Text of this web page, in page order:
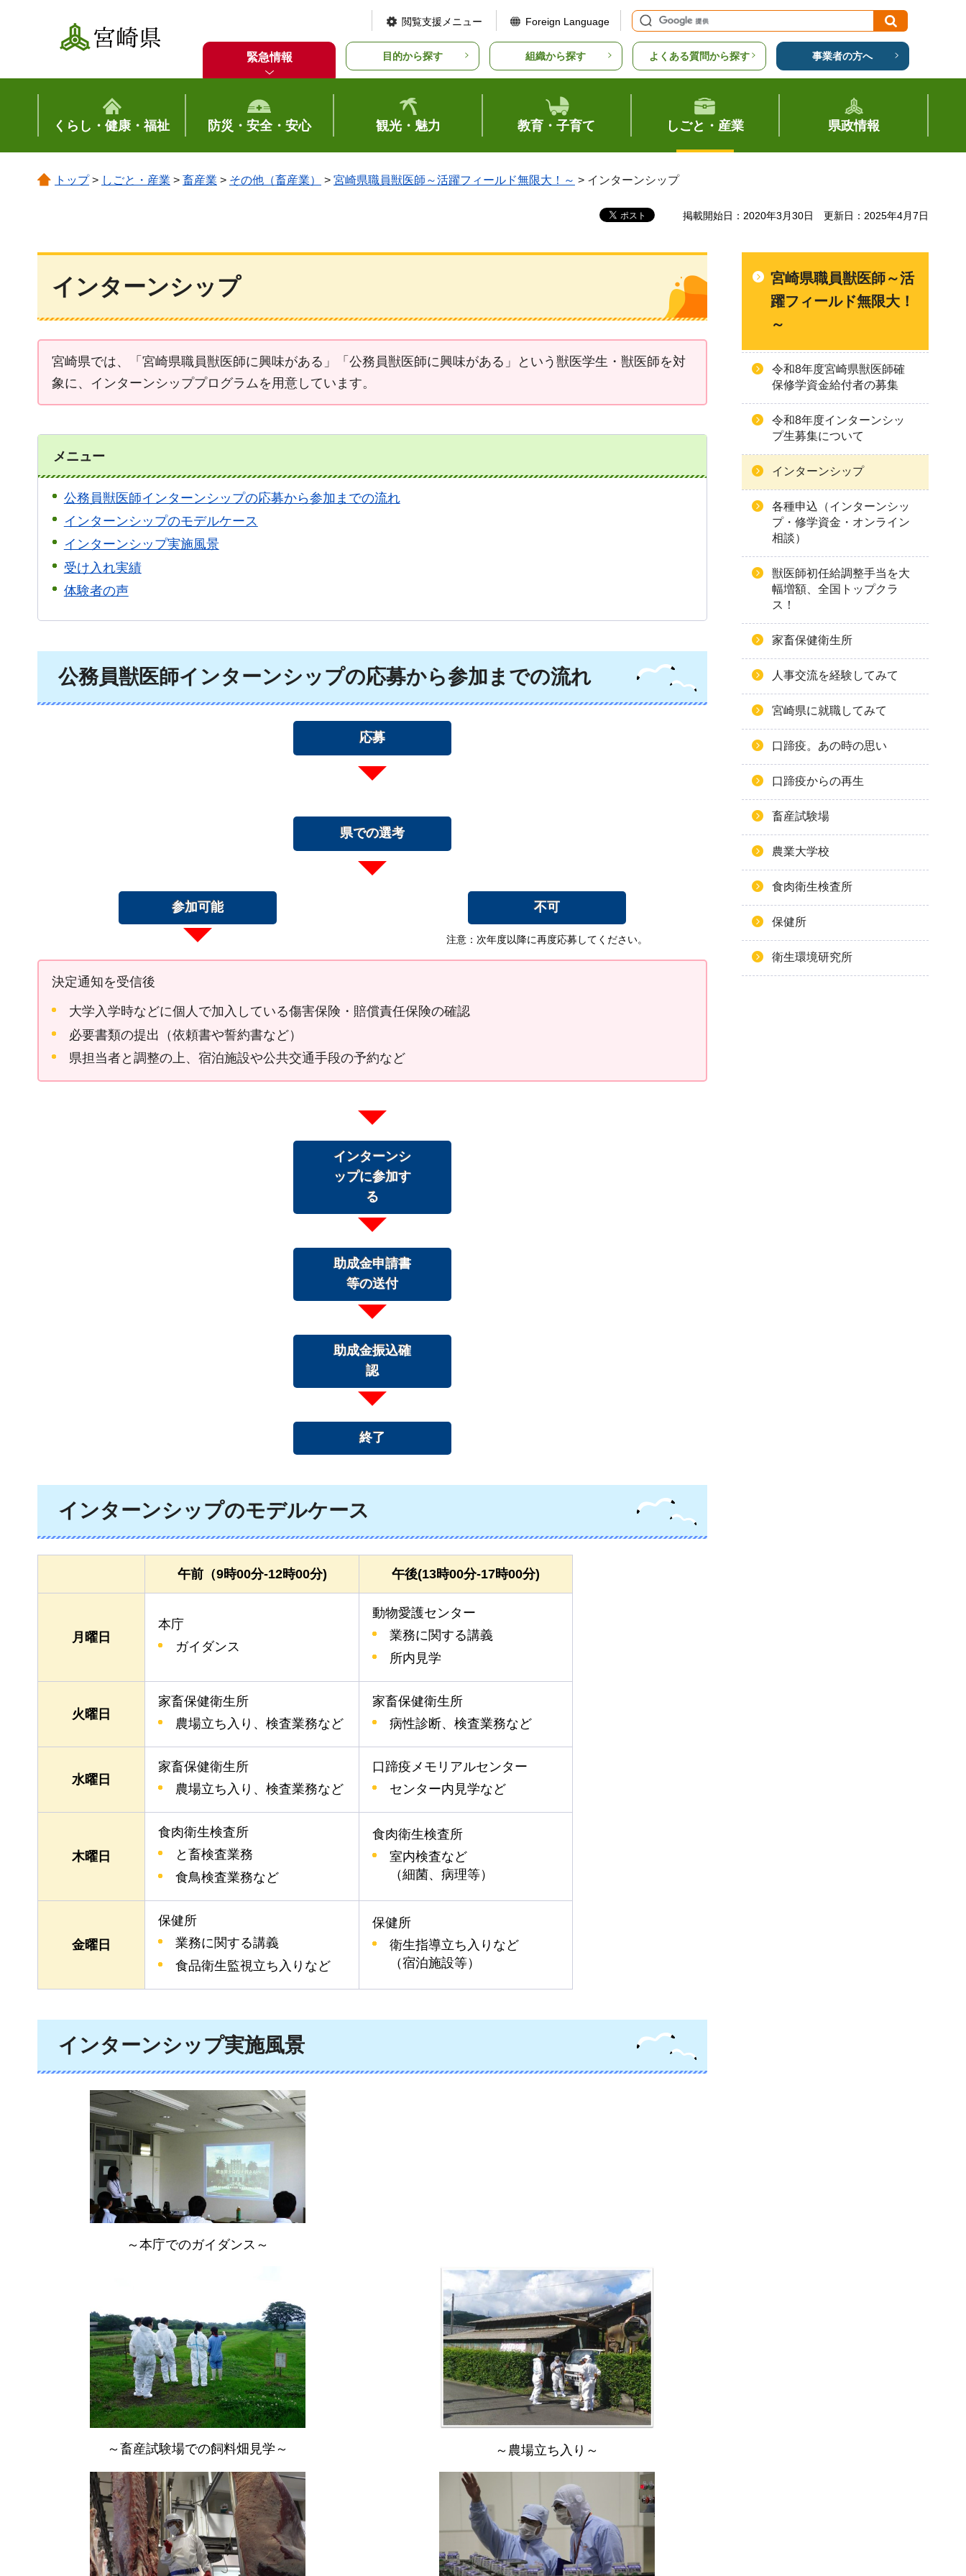
宮崎県
閲覧支援メニュー Foreign Language
緊急情報 目的から探す 組織から探す よくある質問から探す 事業者の方へ
くらし・健康・福祉 防災・安全・安心 観光・魅力 教育・子育て しごと・産業 県政情報
トップ> しごと・産業 > 畜産業 > その他（畜産業） > 宮崎県職員獣医師～活躍フィールド無限大！～ > インターンシップ
掲載開始日：2020年3月30日 更新日：2025年4月7日
インターンシップ
宮崎県では、「宮崎県職員獣医師に興味がある」「公務員獣医師に興味がある」という獣医学生・獣医師を対
象に、インターンシッププログラムを用意しています。
メニュー
公務員獣医師インターンシップの応募から参加までの流れ
インターンシップのモデルケース
インターンシップ実施風景
受け入れ実績
体験者の声
公務員獣医師インターンシップの応募から参加までの流れ
応募
県での選考
参加可能 不可
注意：次年度以降に再度応募してください。
決定通知を受信後
大学入学時などに個人で加入している傷害保険・賠償責任保険の確認
必要書類の提出（依頼書や誓約書など）
県担当者と調整の上、宿泊施設や公共交通手段の予約など
インターンシ
ップに参加す
る
助成金申請書
等の送付
助成金振込確
認
終了
インターンシップのモデルケース
午前（9時00分-12時00分) 午後(13時00分-17時00分)
月曜日
本庁
ガイダンス
動物愛護センター
業務に関する講義
所内見学
火曜日
家畜保健衛生所
農場立ち入り、検査業務など
家畜保健衛生所
病性診断、検査業務など
水曜日
家畜保健衛生所
農場立ち入り、検査業務など
口蹄疫メモリアルセンター
センター内見学など
木曜日
食肉衛生検査所
と畜検査業務
食鳥検査業務など
食肉衛生検査所
室内検査など
（細菌、病理等）
金曜日
保健所
業務に関する講義
食品衛生監視立ち入りなど
保健所
衛生指導立ち入りなど
（宿泊施設等）
インターンシップ実施風景
～本庁でのガイダンス～
～畜産試験場での飼料畑見学～ ～農場立ち入り～
宮崎県職員獣医師～活
躍フィールド無限大！
～
令和8年度宮崎県獣医師確
保修学資金給付者の募集
令和8年度インターンシッ
プ生募集について
インターンシップ
各種申込（インターンシッ
プ・修学資金・オンライン
相談）
獣医師初任給調整手当を大
幅増額、全国トップクラ
ス！
家畜保健衛生所
人事交流を経験してみて
宮崎県に就職してみて
口蹄疫。あの時の思い
口蹄疫からの再生
畜産試験場
農業大学校
食肉衛生検査所
保健所
衛生環境研究所